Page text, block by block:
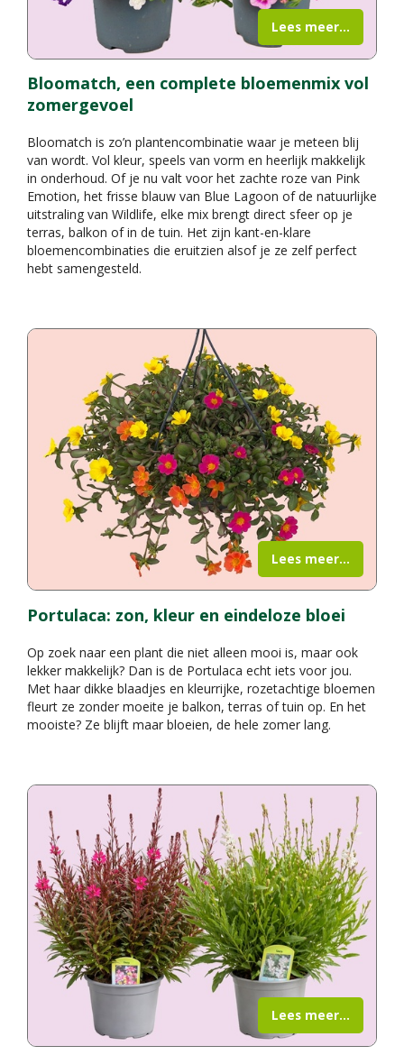
Bloomatch, een complete bloemenmix vol
zomergevoel
Bloomatch is zo’n plantencombinatie waar je meteen blij
van wordt. Vol kleur, speels van vorm en heerlijk makkelijk
in onderhoud. Of je nu valt voor het zachte roze van Pink
Emotion, het frisse blauw van Blue Lagoon of de natuurlijke
uitstraling van Wildlife, elke mix brengt direct sfeer op je
terras, balkon of in de tuin. Het zijn kant-en-klare
bloemencombinaties die eruitzien alsof je ze zelf perfect
hebt samengesteld.
Lees meer...
Portulaca: zon, kleur en eindeloze bloei
Op zoek naar een plant die niet alleen mooi is, maar ook
lekker makkelijk? Dan is de Portulaca echt iets voor jou.
Met haar dikke blaadjes en kleurrijke, rozetachtige bloemen
fleurt ze zonder moeite je balkon, terras of tuin op. En het
mooiste? Ze blijft maar bloeien, de hele zomer lang.
Lees meer...
Lees meer...